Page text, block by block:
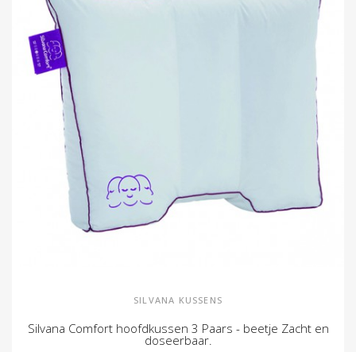
SILVANA KUSSENS
Silvana Comfort hoofdkussen 3 Paars - beetje Zacht en
doseerbaar.